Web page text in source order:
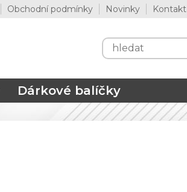
Obchodní podmínky Novinky Kontakt
Dárkové balíčky